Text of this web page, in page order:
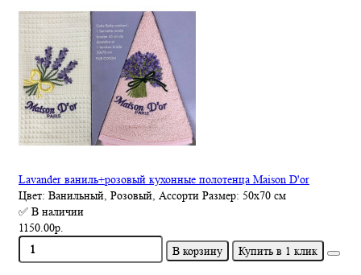
Lavander ваниль+розовый кухонные полотенца Maison D'or
Цвет: Ванильный, Розовый, Ассорти Размер: 50х70 см
✅ В наличии
1150.00р.
В корзину
Купить в 1 клик